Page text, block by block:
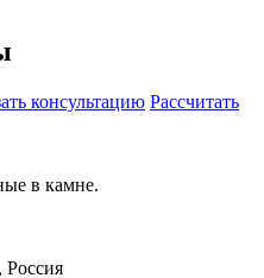
консультацию Рассчитать
в камне.
Россия